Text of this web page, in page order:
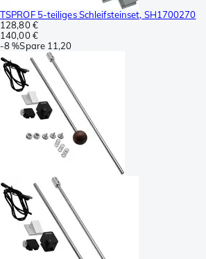
TSPROF 5-teiliges Schleifsteinset, SH1700270
128,80 €
140,00 €
-8 %Spare 11,20